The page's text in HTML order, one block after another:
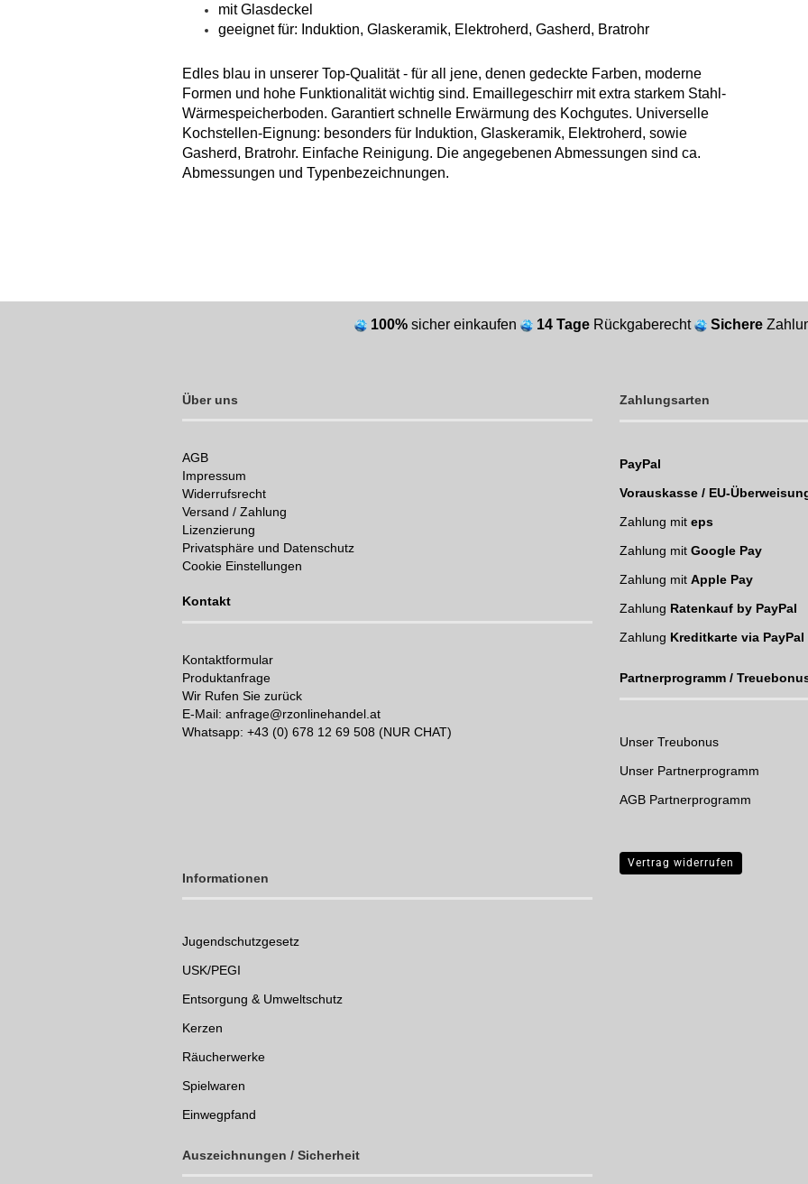
mit Glasdeckel
geeignet für: Induktion, Glaskeramik, Elektroherd, Gasherd, Bratrohr
Edles blau in unserer Top-Qualität - für all jene, denen gedeckte Farben, moderne
Formen und hohe Funktionalität wichtig sind. Emaillegeschirr mit extra starkem Stahl-
Wärmespeicherboden. Garantiert schnelle Erwärmung des Kochgutes. Universelle
Kochstellen-Eignung: besonders für Induktion, Glaskeramik, Elektroherd, sowie
Gasherd, Bratrohr. Einfache Reinigung. Die angegebenen Abmessungen sind ca.
Abmessungen und Typenbezeichnungen.
100% sicher einkaufen 14 Tage Rückgaberecht Sichere
Über uns
AGB
Impressum
Widerrufsrecht
Versand / Zahlung
Lizenzierung
Privatsphäre und Datenschutz
Cookie Einstellungen
Kontakt
Kontaktformular
Produktanfrage
Wir Rufen Sie zurück
E-Mail: anfrage@rzonlinehandel.at
Whatsapp: +43 (0) 678 12 69 508 (NUR CHAT)
Zahlungsarten
PayPal
Vorauskasse / EU-
Zahlung mit eps
Zahlung mit Google Pay
Zahlung mit Apple Pay
Zahlung Ratenkauf by PayPal
Zahlung Kreditkarte via PayPal
Partnerprogramm /
Unser Treubonus
Unser Partnerprogramm
AGB Partnerprogramm
Informationen
Jugendschutzgesetz
USK/PEGI
Entsorgung & Umweltschutz
Kerzen
Räucherwerke
Spielwaren
Einwegpfand
Auszeichnungen / Sicherheit
Vertrag widerrufen